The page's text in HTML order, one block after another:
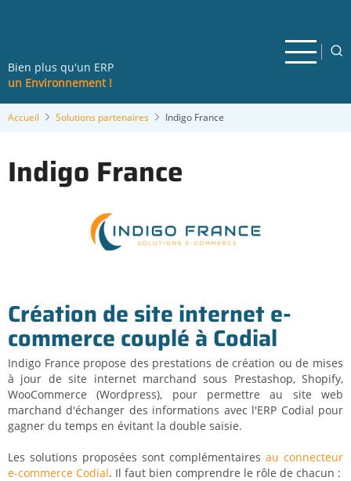
Bien plus qu'un ERP
un Environnement !
Accueil Solutions partenaires Indigo France
Indigo France
Création de site internet e-
commerce couplé à Codial
Indigo France propose des prestations de création ou de mises
à jour de site internet marchand sous Prestashop, Shopify,
WooCommerce (Wordpress), pour permettre au site web
marchand d'échanger des informations avec l'ERP Codial pour
gagner du temps en évitant la double saisie.
Les solutions proposées sont complémentaires au connecteur
e-commerce Codial. Il faut bien comprendre le rôle de chacun :